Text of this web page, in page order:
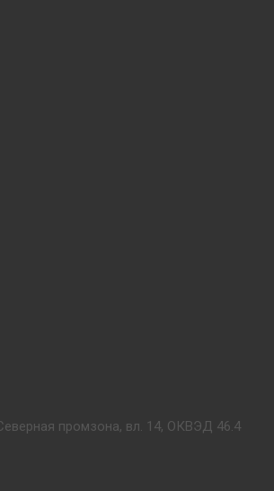
промзона, вл. 14, ОКВЭД 46.4